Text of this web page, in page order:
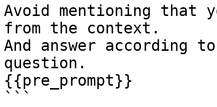
Avoid mentioning that
from the context.
And answer according
question.
{{pre_prompt}}
```